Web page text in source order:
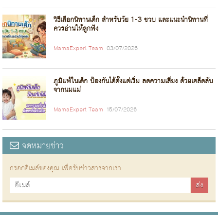
วิธีเลือกนิทานเด็ก สำหรับวัย 1-3 ขวบ และแนะนำนิทานที่
ควรอ่านให้ลูกฟัง
MamaExpert Team 03/07/2026
ภูมิแพ้ในเด็ก ป้องกันได้ตั้งแต่เริ่ม ลดความเสี่ยง ด้วยเคล็ดลับ
จากนมแม่
MamaExpert Team 15/07/2026
จดหมายข่าว
กรอกอีเมล์ของคุณ เพื่อรับข่าวสารจากเรา